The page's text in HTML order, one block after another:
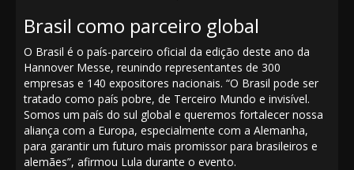
Brasil como parceiro global
O Brasil é o país-parceiro oficial da edição deste ano da
Hannover Messe, reunindo representantes de 300
empresas e 140 expositores nacionais. “O Brasil pode ser
tratado como país pobre, de Terceiro Mundo e invisível.
Somos um país do sul global e queremos fortalecer nossa
aliança com a Europa, especialmente com a Alemanha,
para garantir um futuro mais promissor para brasileiros e
alemães”, afirmou Lula durante o evento.